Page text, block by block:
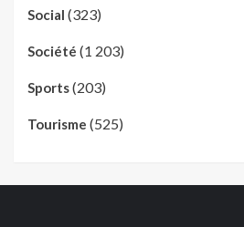
Social (323)
Société (1 203)
Sports(203)
Tourisme (525)